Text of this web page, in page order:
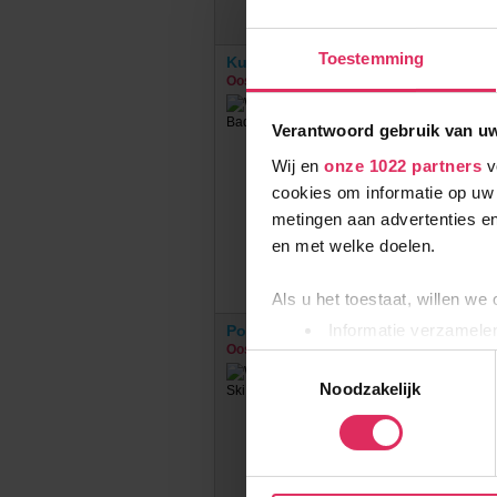
Toestemming
Verantwoord gebruik van
Wij en onze 1022 partners
cookies om informatie op
metingen aan advertenties
en met welke doelen.
Als u het toestaat, willen we
Informatie
Uw apparaat
Lees meer over hoe uw
toestemming op elk
Noodzakelijk
Kurhotel Österreichischer Hof
Oostenrijk
Post Post Hotel
Oostenrijk Bad Hofgastein